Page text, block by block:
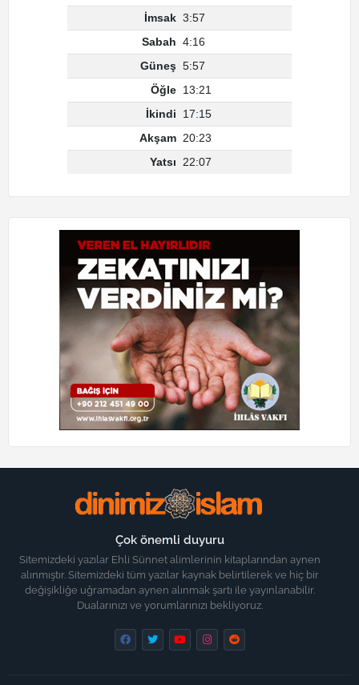
Çok önemli duyuru
Sitemizdeki yazılar Ehli Sünnet alimlerinin kitaplarından aynen
alınmıştır. Sitemizdeki tüm yazılar kaynak belirtilerek ve hiç bir
değişikliğe uğramadan aynen alınmak şartı ile yayınlanabilir.
Dualarınızı ve yorumlarınızı bekliyoruz.